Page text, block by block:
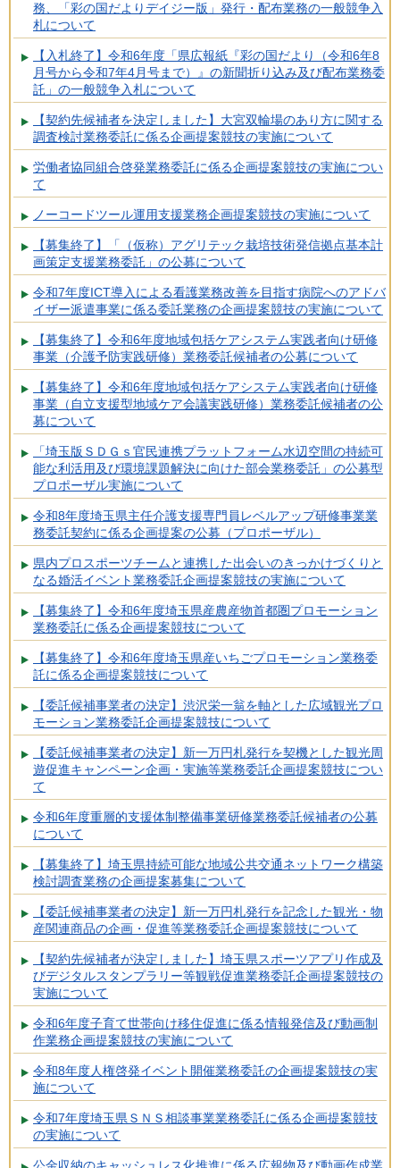
務、「彩の国だよりデイジー版」発行・配布業務の一般競争入
札について
【入札終了】令和6年度「県広報紙『彩の国だより（令和6年8
月号から令和7年4月号まで）』の新聞折り込み及び配布業務委
託」の一般競争入札について
【契約先候補者を決定しました】大宮双輪場のあり方に関する
調査検討業務委託に係る企画提案競技の実施について
労働者協同組合啓発業務委託に係る企画提案競技の実施につい
て
ノーコードツール運用支援業務企画提案競技の実施について
【募集終了】「（仮称）アグリテック栽培技術発信拠点基本計
画策定支援業務委託」の公募について
令和7年度ICT導入による看護業務改善を目指す病院へのアドバ
イザー派遣事業に係る委託業務の企画提案競技の実施について
【募集終了】令和6年度地域包括ケアシステム実践者向け研修
事業（介護予防実践研修）業務委託候補者の公募について
【募集終了】令和6年度地域包括ケアシステム実践者向け研修
事業（自立支援型地域ケア会議実践研修）業務委託候補者の公
募について
「埼玉版ＳＤＧｓ官民連携プラットフォーム水辺空間の持続可
能な利活用及び環境課題解決に向けた部会業務委託」の公募型
プロポーザル実施について
令和8年度埼玉県主任介護支援専門員レベルアップ研修事業業
務委託契約に係る企画提案の公募（プロポーザル）
県内プロスポーツチームと連携した出会いのきっかけづくりと
なる婚活イベント業務委託企画提案競技の実施について
【募集終了】令和6年度埼玉県産農産物首都圏プロモーション
業務委託に係る企画提案競技について
【募集終了】令和6年度埼玉県産いちごプロモーション業務委
託に係る企画提案競技について
【委託候補事業者の決定】渋沢栄一翁を軸とした広域観光プロ
モーション業務委託企画提案競技について
【委託候補事業者の決定】新一万円札発行を契機とした観光周
遊促進キャンペーン企画・実施等業務委託企画提案競技につい
て
令和6年度重層的支援体制整備事業研修業務委託候補者の公募
について
【募集終了】埼玉県持続可能な地域公共交通ネットワーク構築
検討調査業務の企画提案募集について
【委託候補事業者の決定】新一万円札発行を記念した観光・物
産関連商品の企画・促進等業務委託企画提案競技について
【契約先候補者が決定しました】埼玉県スポーツアプリ作成及
びデジタルスタンプラリー等観戦促進業務委託企画提案競技の
実施について
令和6年度子育て世帯向け移住促進に係る情報発信及び動画制
作業務企画提案競技の実施について
令和8年度人権啓発イベント開催業務委託の企画提案競技の実
施について
令和7年度埼玉県ＳＮＳ相談事業業務委託に係る企画提案競技
の実施について